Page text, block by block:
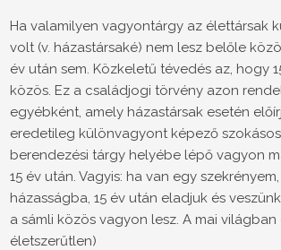
Ha valamilyen vagyontárgy az élettársak
volt (v. házastársaké) nem lesz belőle
év után sem. Közkeletű tévedés az, hogy
közös. Ez a családjogi törvény azon
egyébként, amely házastársak esetén
eredetileg különvagyont képező
berendezési tárgy helyébe lépő vagyon
15 év után. Vagyis: ha van egy
házasságba, 15 év után eladjuk és
a sámli közös vagyon lesz. A mai világban
életszerűtlen)